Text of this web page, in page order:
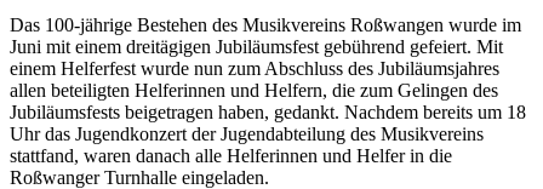
Das 100-jährige Bestehen des Musikvereins Roßwangen wurde im
Juni mit einem dreitägigen Jubiläumsfest gebührend gefeiert. Mit
einem Helferfest wurde nun zum Abschluss des Jubiläumsjahres
allen beteiligten Helferinnen und Helfern, die zum Gelingen des
Jubiläumsfests beigetragen haben, gedankt. Nachdem bereits um 18
Uhr das Jugendkonzert der Jugendabteilung des Musikvereins
stattfand, waren danach alle Helferinnen und Helfer in die
Roßwanger Turnhalle eingeladen.